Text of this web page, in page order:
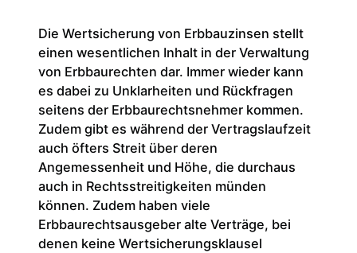
Die Wertsicherung von Erbbauzinsen stellt
einen wesentlichen Inhalt in der Verwaltung
von Erbbaurechten dar. Immer wieder kann
es dabei zu Unklarheiten und Rückfragen
seitens der Erbbaurechtsnehmer kommen.
Zudem gibt es während der Vertragslaufzeit
auch öfters Streit über deren
Angemessenheit und Höhe, die durchaus
auch in Rechtsstreitigkeiten münden
können. Zudem haben viele
Erbbaurechtsausgeber alte Verträge, bei
denen keine Wertsicherungsklausel